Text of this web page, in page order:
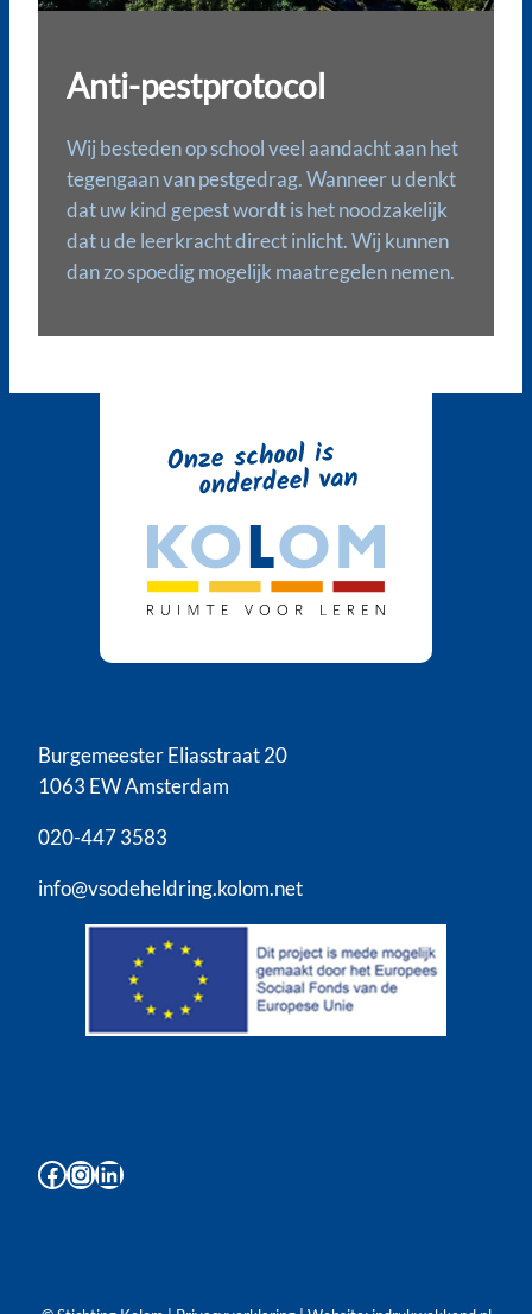
Anti-pestprotocol
Wij besteden op school veel aandacht aan het
tegengaan van pestgedrag. Wanneer u denkt
dat uw kind gepest wordt is het noodzakelijk
dat u de leerkracht direct inlicht. Wij kunnen
dan zo spoedig mogelijk maatregelen nemen.
Burgemeester Eliasstraat 20
1063 EW Amsterdam
020-447 3583
info@vsodeheldring.kolom.net
Facebook InstagramLinkedIn